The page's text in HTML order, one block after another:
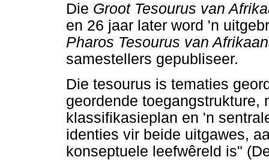
Die Groot Tesourus van
en 26 jaar later word 'n
Pharos Tesourus van
samestellers gepubliseer.
Die tesourus is tematies
geordende toegangstrukture,
klassifikasieplan en 'n
identies vir beide uitgawes,
konseptuele leefwêreld is"